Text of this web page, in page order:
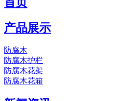
产品展示
防腐木
防腐木护栏
防腐木花架
防腐木花箱